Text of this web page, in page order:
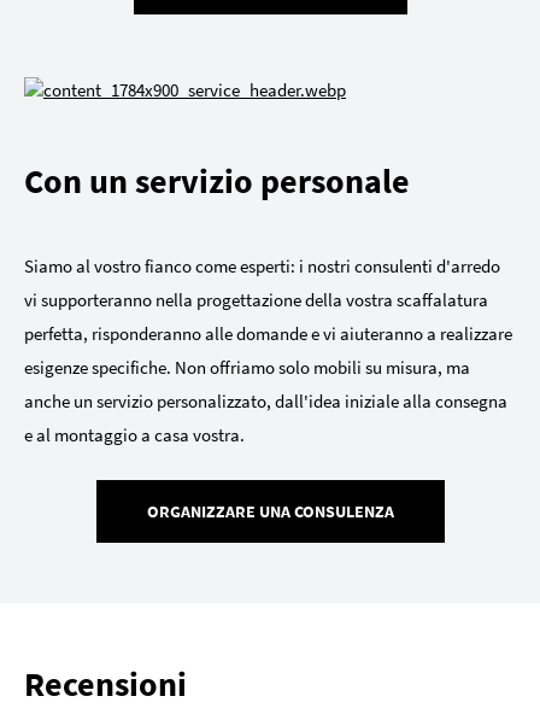
Con un servizio personale
Siamo al vostro fianco come esperti: i nostri consulenti d'arredo
vi supporteranno nella progettazione della vostra scaffalatura
perfetta, risponderanno alle domande e vi aiuteranno a realizzare
esigenze specifiche. Non offriamo solo mobili su misura, ma
anche un servizio personalizzato, dall'idea iniziale alla consegna
e al montaggio a casa vostra.
ORGANIZZARE UNA CONSULENZA
Recensioni